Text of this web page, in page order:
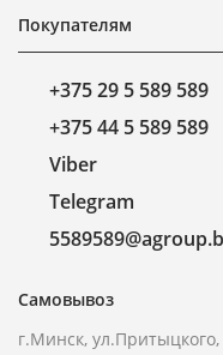
Покупателям
+375 29 5 589 589
+375 44 5 589 589
Viber
Telegram
Самовывоз
г.Минск,